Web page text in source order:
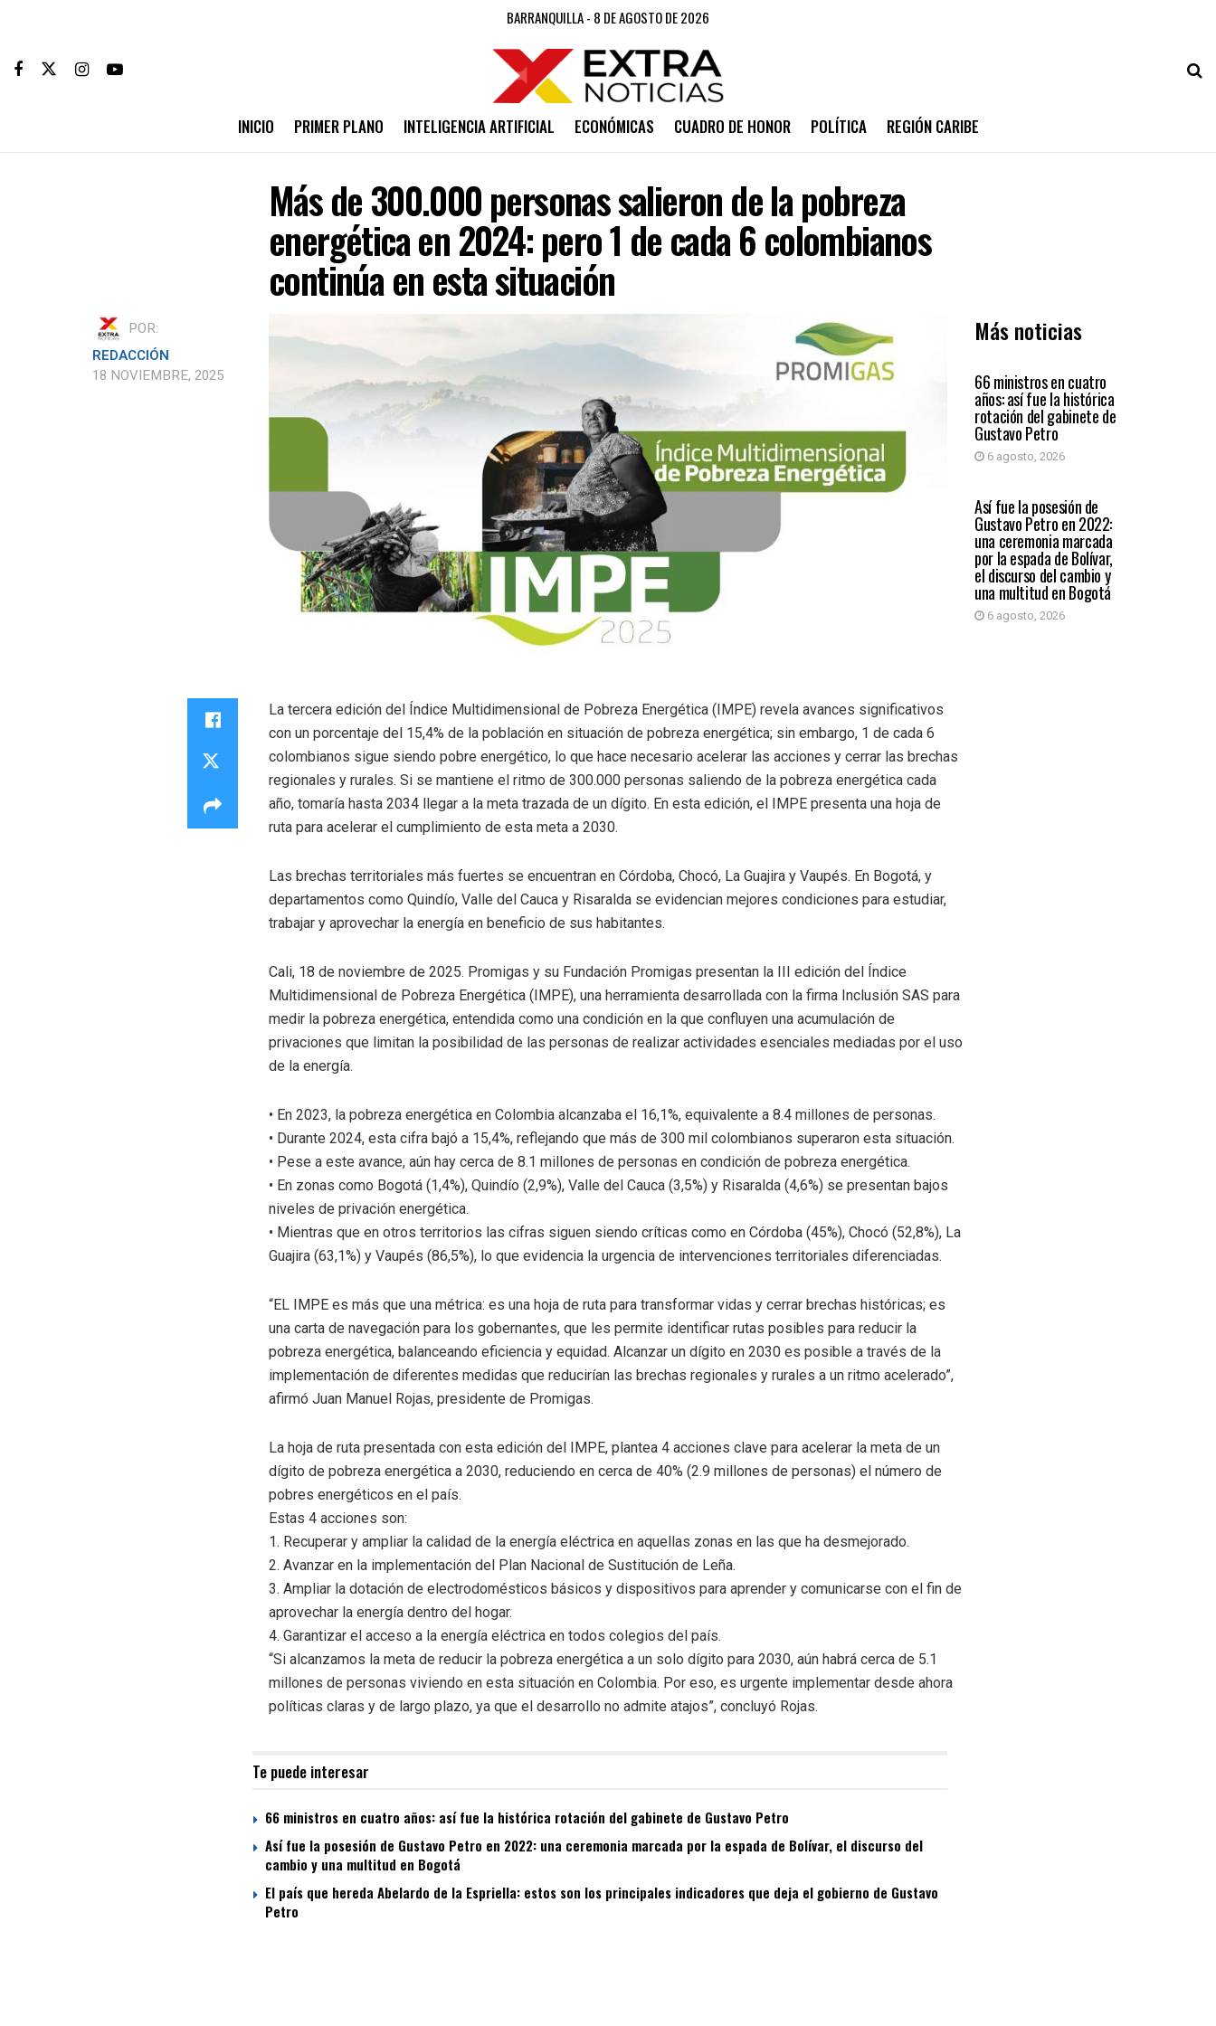
BARRANQUILLA - 8 DE AGOSTO DE 2026
INICIO PRIMER PLANO INTELIGENCIA ARTIFICIAL ECONÓMICAS CUADRO DE HONOR POLÍTICA REGIÓN CARIBE
Más de 300.000 personas salieron de la pobreza
energética en 2024: pero 1 de cada 6 colombianos
continúa en esta situación
POR:
REDACCIÓN
18 NOVIEMBRE, 2025
Más noticias
PAÍS
66 ministros en cuatro
años: así fue la histórica
rotación del gabinete de
Gustavo Petro
6 agosto, 2026
PAÍS
Así fue la posesión de
Gustavo Petro en 2022:
una ceremonia marcada
por la espada de Bolívar,
el discurso del cambio y
una multitud en Bogotá
6 agosto, 2026
La tercera edición del Índice Multidimensional de Pobreza Energética (IMPE) revela avances significativos
con un porcentaje del 15,4% de la población en situación de pobreza energética; sin embargo, 1 de cada 6
colombianos sigue siendo pobre energético, lo que hace necesario acelerar las acciones y cerrar las brechas
regionales y rurales. Si se mantiene el ritmo de 300.000 personas saliendo de la pobreza energética cada
año, tomaría hasta 2034 llegar a la meta trazada de un dígito. En esta edición, el IMPE presenta una hoja de
ruta para acelerar el cumplimiento de esta meta a 2030.
Las brechas territoriales más fuertes se encuentran en Córdoba, Chocó, La Guajira y Vaupés. En Bogotá, y
departamentos como Quindío, Valle del Cauca y Risaralda se evidencian mejores condiciones para estudiar,
trabajar y aprovechar la energía en beneficio de sus habitantes.
Cali, 18 de noviembre de 2025. Promigas y su Fundación Promigas presentan la III edición del Índice
Multidimensional de Pobreza Energética (IMPE), una herramienta desarrollada con la firma Inclusión SAS para
medir la pobreza energética, entendida como una condición en la que confluyen una acumulación de
privaciones que limitan la posibilidad de las personas de realizar actividades esenciales mediadas por el uso
de la energía.
• En 2023, la pobreza energética en Colombia alcanzaba el 16,1%, equivalente a 8.4 millones de personas.
• Durante 2024, esta cifra bajó a 15,4%, reflejando que más de 300 mil colombianos superaron esta situación.
• Pese a este avance, aún hay cerca de 8.1 millones de personas en condición de pobreza energética.
• En zonas como Bogotá (1,4%), Quindío (2,9%), Valle del Cauca (3,5%) y Risaralda (4,6%) se presentan bajos
niveles de privación energética.
• Mientras que en otros territorios las cifras siguen siendo críticas como en Córdoba (45%), Chocó (52,8%), La
Guajira (63,1%) y Vaupés (86,5%), lo que evidencia la urgencia de intervenciones territoriales diferenciadas.
“EL IMPE es más que una métrica: es una hoja de ruta para transformar vidas y cerrar brechas históricas; es
una carta de navegación para los gobernantes, que les permite identificar rutas posibles para reducir la
pobreza energética, balanceando eficiencia y equidad. Alcanzar un dígito en 2030 es posible a través de la
implementación de diferentes medidas que reducirían las brechas regionales y rurales a un ritmo acelerado”,
afirmó Juan Manuel Rojas, presidente de Promigas.
La hoja de ruta presentada con esta edición del IMPE, plantea 4 acciones clave para acelerar la meta de un
dígito de pobreza energética a 2030, reduciendo en cerca de 40% (2.9 millones de personas) el número de
pobres energéticos en el país.
Estas 4 acciones son:
1. Recuperar y ampliar la calidad de la energía eléctrica en aquellas zonas en las que ha desmejorado.
2. Avanzar en la implementación del Plan Nacional de Sustitución de Leña.
3. Ampliar la dotación de electrodomésticos básicos y dispositivos para aprender y comunicarse con el fin de
aprovechar la energía dentro del hogar.
4. Garantizar el acceso a la energía eléctrica en todos colegios del país.
“Si alcanzamos la meta de reducir la pobreza energética a un solo dígito para 2030, aún habrá cerca de 5.1
millones de personas viviendo en esta situación en Colombia. Por eso, es urgente implementar desde ahora
políticas claras y de largo plazo, ya que el desarrollo no admite atajos”, concluyó Rojas.
Te puede interesar
66 ministros en cuatro años: así fue la histórica rotación del gabinete de Gustavo Petro
Así fue la posesión de Gustavo Petro en 2022: una ceremonia marcada por la espada de Bolívar, el discurso del
cambio y una multitud en Bogotá
El país que hereda Abelardo de la Espriella: estos son los principales indicadores que deja el gobierno de Gustavo
Petro